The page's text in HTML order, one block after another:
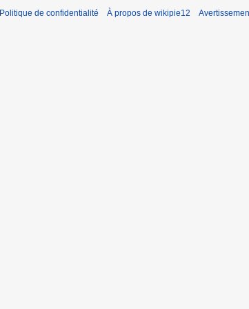
Politique de confidentialité À propos de wikipie12